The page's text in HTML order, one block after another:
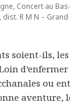
Concert au
R M N –
soient-ils,
ou
aventure,